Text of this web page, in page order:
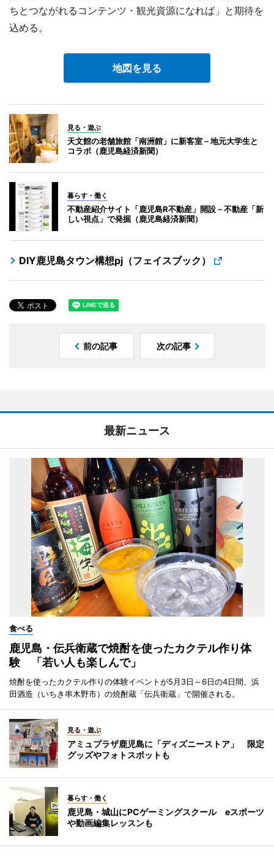
ちとつながれるコンテンツ・観光資源になれば」と期待を
込める。
地図を見る
見る・遊ぶ
天文館の老舗旅館「南洲館」に新客室－地元大学生と
コラボ（鹿児島経済新聞）
暮らす・働く
不動産紹介サイト「鹿児島R不動産」開設－不動産「新
しい視点」で発掘（鹿児島経済新聞）
DIY鹿児島タウン構想pj（フェイスブック）
前の記事 次の記事
最新ニュース
食べる
鹿児島・伝兵衛蔵で焼酎を使ったカクテル作り体
験 「若い人も楽しんで」
焼酎を使ったカクテル作りの体験イベントが5月3日～6日の4日間、浜
田酒造（いちき串木野市）の焼酎蔵「伝兵衛蔵」で開催される。
見る・遊ぶ
アミュプラザ鹿児島に「ディズニーストア」 限定
グッズやフォトスポットも
暮らす・働く
鹿児島・城山にPCゲーミングスクール eスポーツ
や動画編集レッスンも